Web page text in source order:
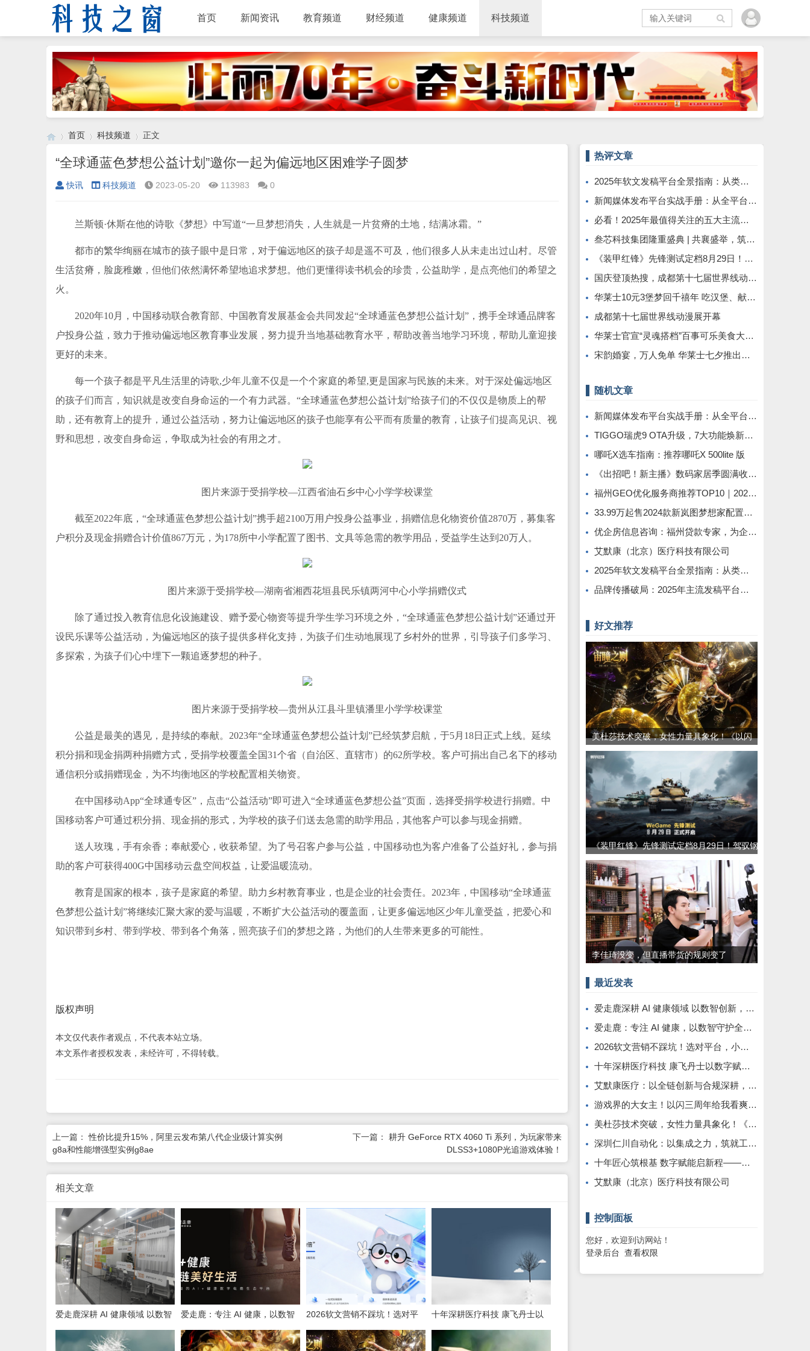
首页 新闻资讯 教育频道 财经频道 健康频道 科技频道
›
首页 科技频道
›
正文
“全球通蓝色梦想公益计划”邀你一起为偏远地区困难学子圆梦
快讯 科技频道 2023-05-20 113983 0
兰斯顿·休斯在他的诗歌《梦想》中写道“一旦梦想消失，人生就是一片贫瘠的土地，结满冰霜。”
都市的繁华绚丽在城市的孩子眼中是日常，对于偏远地区的孩子却是遥不可及，他们很多人从未走出过山村。尽管
生活贫瘠，脸庞稚嫩，但他们依然满怀希望地追求梦想。他们更懂得读书机会的珍贵，公益助学，是点亮他们的希望之
火。
2020年10月，中国移动联合教育部、中国教育发展基金会共同发起“全球通蓝色梦想公益计划”，携手全球通品牌客
户投身公益，致力于推动偏远地区教育事业发展，努力提升当地基础教育水平，帮助改善当地学习环境，帮助儿童迎接
更好的未来。
每一个孩子都是平凡生活里的诗歌,少年儿童不仅是一个个家庭的希望,更是国家与民族的未来。对于深处偏远地区
的孩子们而言，知识就是改变自身命运的一个有力武器。“全球通蓝色梦想公益计划”给孩子们的不仅仅是物质上的帮
助，还有教育上的提升，通过公益活动，努力让偏远地区的孩子也能享有公平而有质量的教育，让孩子们提高见识、视
野和思想，改变自身命运，争取成为社会的有用之才。
图片来源于受捐学校—江西省油石乡中心小学学校课堂
截至2022年底，“全球通蓝色梦想公益计划”携手超2100万用户投身公益事业，捐赠信息化物资价值2870万，募集客
户积分及现金捐赠合计价值867万元，为178所中小学配置了图书、文具等急需的教学用品，受益学生达到20万人。
图片来源于受捐学校—湖南省湘西花垣县民乐镇两河中心小学捐赠仪式
除了通过投入教育信息化设施建设、赠予爱心物资等提升学生学习环境之外，“全球通蓝色梦想公益计划”还通过开
设民乐课等公益活动，为偏远地区的孩子提供多样化支持，为孩子们生动地展现了乡村外的世界，引导孩子们多学习、
多探索，为孩子们心中埋下一颗追逐梦想的种子。
图片来源于受捐学校—贵州从江县斗里镇潘里小学学校课堂
公益是最美的遇见，是持续的奉献。2023年“全球通蓝色梦想公益计划”已经筑梦启航，于5月18日正式上线。延续
积分捐和现金捐两种捐赠方式，受捐学校覆盖全国31个省（自治区、直辖市）的62所学校。客户可捐出自己名下的移动
通信积分或捐赠现金，为不均衡地区的学校配置相关物资。
在中国移动App“全球通专区”，点击“公益活动”即可进入“全球通蓝色梦想公益”页面，选择受捐学校进行捐赠。中
国移动客户可通过积分捐、现金捐的形式，为学校的孩子们送去急需的助学用品，其他客户可以参与现金捐赠。
送人玫瑰，手有余香；奉献爱心，收获希望。为了号召客户参与公益，中国移动也为客户准备了公益好礼，参与捐
助的客户可获得400G中国移动云盘空间权益，让爱温暖流动。
教育是国家的根本，孩子是家庭的希望。助力乡村教育事业，也是企业的社会责任。2023年，中国移动“全球通蓝
色梦想公益计划”将继续汇聚大家的爱与温暖，不断扩大公益活动的覆盖面，让更多偏远地区少年儿童受益，把爱心和
知识带到乡村、带到学校、带到各个角落，照亮孩子们的梦想之路，为他们的人生带来更多的可能性。
版权声明
本文仅代表作者观点，不代表本站立场。
本文系作者授权发表，未经许可，不得转载。
上一篇：性价比提升15%，阿里云发布第八代企业级计算实例
g8a和性能增强型实例g8ae
下一篇： 耕升 GeForce RTX 4060 Ti 系列，为玩家带来
DLSS3+1080P光追游戏体验！
相关文章
爱走鹿深耕 AI 健康领域 以数智
创新，赋能全民健康
爱走鹿：专注 AI 健康，以数智
守护全民日常健康生活
2026软文营销不踩坑！选对平
台，小预算也能撬动大流量
十年深耕医疗科技 康飞丹士以
数字赋能重构医疗服务新生态
热评文章
2025年软文发稿平台全景指南：从类型解析到精准投放，解锁高效传播密码
新闻媒体发布平台实战手册：从全平台适配到央媒传播的精准路径
必看！2025年最值得关注的五大主流软文发布平台排名
叁芯科技集团隆重盛典 | 共襄盛举，筑梦未来
《装甲红锋》先锋测试定档8月29日！驾驭钢铁巨兽，重塑现代装甲战争体验！
国庆登顶热搜，成都第十七届世界线动漫展圆满举行!
华莱士10元3堡梦回千禧年 吃汉堡、献爱心，经典好滋味回馈社会
成都第十七届世界线动漫展开幕
华莱士官宣“灵魂搭档”百事可乐美食大使丞磊携炸鸡可乐邀您观战
宋韵婚宴，万人免单 华莱士七夕推出《白蛇·浮生》联名活动
随机文章
新闻媒体发布平台实战手册：从全平台适配到央媒传播的精准路径
TIGGO瑞虎9 OTA升级，7大功能焕新升级，出行更安心！
哪吒X选车指南：推荐哪吒X 500lite 版
《出招吧！新主播》数码家居季圆满收官，“别墅大逃脱”实景闯关解锁智慧生活“家”
福州GEO优化服务商推荐TOP10｜2026年福州企业AI全域推广选型指南
33.99万起售2024款新岚图梦想家配置超百万豪车
优企房信息咨询：福州贷款专家，为企业个人解资金难题
艾默康（北京）医疗科技有限公司
2025年软文发稿平台全景指南：从类型解析到精准投放，解锁高效传播密码
品牌传播破局：2025年主流发稿平台能力拆解与场景适配指南
好文推荐
美杜莎技术突破，女性力量具象化！《以闪
亮之名》三周年版本重磅更新
《装甲红锋》先锋测试定档8月29日！驾驭钢
铁巨兽，重塑现代装甲战争体验！
李佳琦没变，但直播带货的规则变了
最近发表
爱走鹿深耕 AI 健康领域 以数智创新，赋能全民健康
爱走鹿：专注 AI 健康，以数智守护全民日常健康生活
2026软文营销不踩坑！选对平台，小预算也能撬动大流量
十年深耕医疗科技 康飞丹士以数字赋能重构医疗服务新生态
艾默康医疗：以全链创新与合规深耕，赋能医疗健康高质量发展
游戏界的大女主！以闪三周年给我看爽了，尤其是美杜莎，强推女性向之光
美杜莎技术突破，女性力量具象化！《以闪亮之名》三周年版本重磅更新
深圳仁川自动化：以集成之力，筑就工业智能新标杆
十年匠心筑根基 数字赋能启新程——康飞丹士引领医疗服务生态升级
艾默康（北京）医疗科技有限公司
控制面板
您好，欢迎到访网站！
登录后台 查看权限